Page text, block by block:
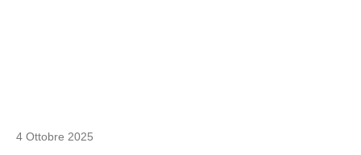
4 Ottobre 2025